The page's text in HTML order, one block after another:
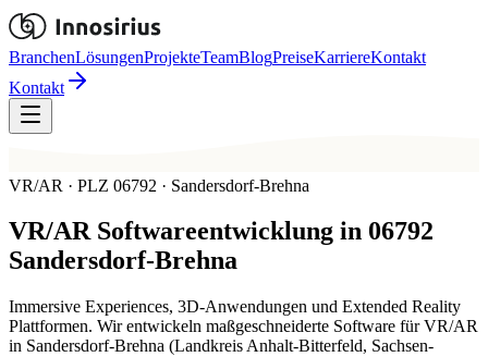
BranchenLösungenProjekteTeamBlogPreiseKarriereKontakt
Kontakt
VR/AR · PLZ 06792 · Sandersdorf-Brehna
VR/ARSoftwareentwicklung in 06792
Sandersdorf-Brehna
Immersive Experiences, 3D-Anwendungen und Extended Reality
Plattformen. Wir entwickeln maßgeschneiderte Software für VR/AR
in Sandersdorf-Brehna (Landkreis Anhalt-Bitterfeld, Sachsen-